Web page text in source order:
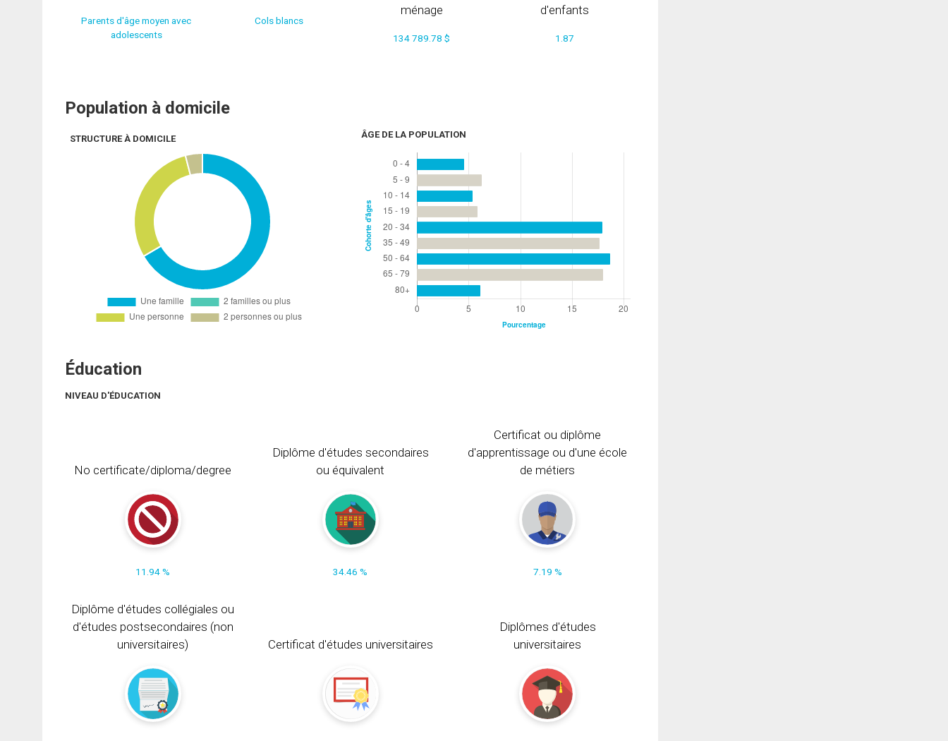
Parents d'âge moyen avec
adolescents
Cols blancs
ménage
134 789.78 $
d'enfants
1.87
Population à domicile
STRUCTURE À DOMICILE ÂGE DE LA POPULATION
Éducation
NIVEAU D'ÉDUCATION
No certificate/diploma/degree
11.94 %
Diplôme d'études secondaires
ou équivalent
34.46 %
Certificat ou diplôme
d'apprentissage ou d'une école
de métiers
7.19 %
Diplôme d'études collégiales ou
d'études postsecondaires (non
universitaires)
Certificat d'études universitaires
Diplômes d'études
universitaires